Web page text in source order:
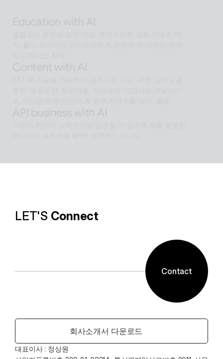
LET'S Connect
Contact
회사소개서 다운로드
대표이사 : 정상원